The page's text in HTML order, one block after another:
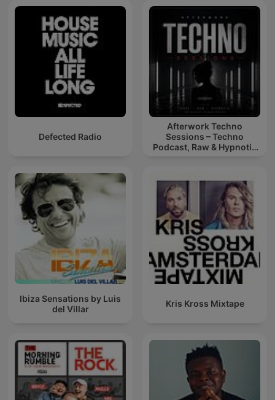
Defected Radio
Afterwork Techno
Sessions – Techno
Podcast, Raw & Hypnotic
Ibiza Sensations by Luis
del Villar
Kris Kross Mixtape